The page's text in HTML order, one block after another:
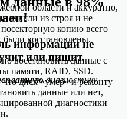
информации не
или пищит.
диагностику
области и аккуратно,
вышли из строя и не
копию всего
восстановлены.
восстановить данные с
памяти, RAID, SSD.
что диск «умер» и ремонту
данные или нет,
диагностики